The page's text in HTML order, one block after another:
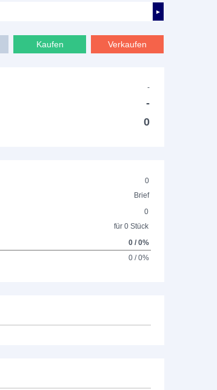
►
Kaufen Verkaufen
-
-
0
0
Brief
0
für 0 Stück
0 / 0%
0 / 0%